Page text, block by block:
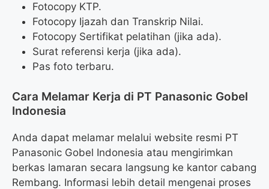
Fotocopy KTP.
Fotocopy Ijazah dan Transkrip Nilai.
Fotocopy Sertifikat pelatihan (jika ada).
Surat referensi kerja (jika ada).
Pas foto terbaru.
Cara Melamar Kerja di PT Panasonic Gobel
Indonesia
Anda dapat melamar melalui website resmi PT
Panasonic Gobel Indonesia atau mengirimkan
berkas lamaran secara langsung ke kantor cabang
Rembang. Informasi lebih detail mengenai proses